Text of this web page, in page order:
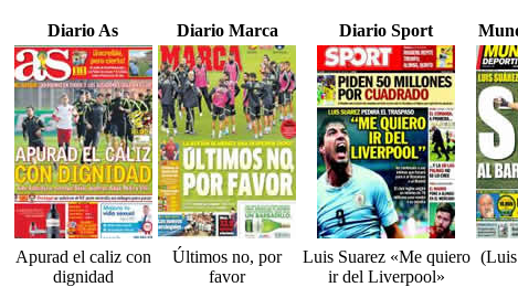
Diario As Diario Marca Diario Sport
Apurad el caliz con
dignidad
Últimos no, por
favor
Luis Suarez «Me quiero
ir del Liverpool»
(Luis